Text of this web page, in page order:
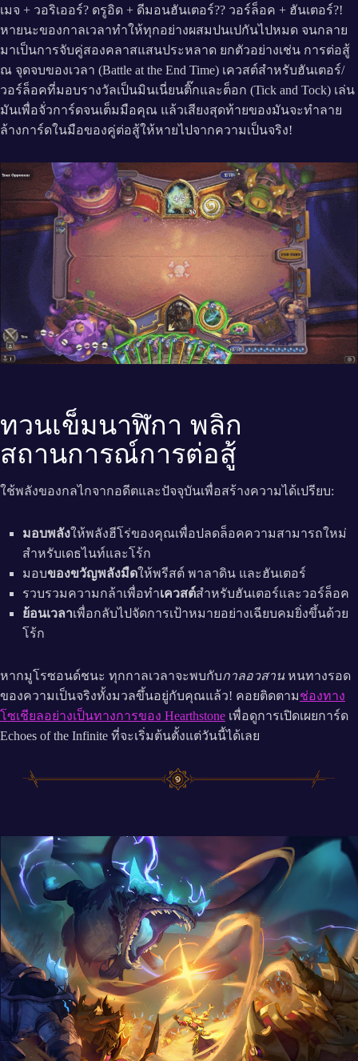
เมจ + วอริเออร์? ดรูอิด + ดีมอนฮันเตอร์?? วอร์ล็อค + ฮันเตอร์?!
หายนะของกาลเวลาทำให้ทุกอย่างผสมปนเปกันไปหมด จนกลาย
มาเป็นการจับคู่สองคลาสแสนประหลาด ยกตัวอย่างเช่น การต่อสู้
ณ จุดจบของเวลา (Battle at the End Time) เควสต์สำหรับฮันเตอร์/
วอร์ล็อคที่มอบรางวัลเป็นมินเนี่ยนติ๊กและต็อก (Tick and Tock) เล่น
มันเพื่อจั่วการ์ดจนเต็มมือคุณ แล้วเสียงสุดท้ายของมันจะทำลาย
ล้างการ์ดในมือของคู่ต่อสู้ให้หายไปจากความเป็นจริง!
ทวนเข็มนาฬิกา พลิก
สถานการณ์การต่อสู้
ใช้พลังของกลไกจากอดีตและปัจจุบันเพื่อสร้างความได้เปรียบ:
มอบพลังให้พลังฮีโร่ของคุณเพื่อปลดล็อคความสามารถใหม่
สำหรับเดธไนท์และโร้ก
มอบของขวัญพลังมืดให้พรีสต์ พาลาดิน และฮันเตอร์
รวบรวมความกล้าเพื่อทำเควสต์สำหรับฮันเตอร์และวอร์ล็อค
ย้อนเวลาเพื่อกลับไปจัดการเป้าหมายอย่างเฉียบคมยิ่งขึ้นด้วย
โร้ก
หากมูโรซอนด์ชนะ ทุกกาลเวลาจะพบกับกาลอวสาน หนทางรอด
ของความเป็นจริงทั้งมวลขึ้นอยู่กับคุณแล้ว! คอยติดตามช่องทาง
โซเชียลอย่างเป็นทางการของ Hearthstone เพื่อดูการเปิดเผยการ์ด
Echoes of the Infinite ที่จะเริ่มต้นตั้งแต่วันนี้ได้เลย